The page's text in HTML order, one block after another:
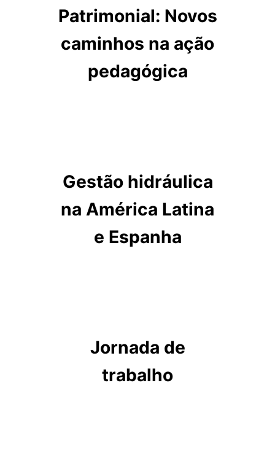
Patrimonial: Novos
caminhos na ação
pedagógica
Gestão hidráulica
na América Latina
e Espanha
Jornada de
trabalho